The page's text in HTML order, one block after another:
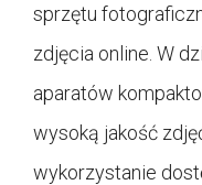
sprzętu
zdjęcia online. W
aparatów
wysoką jakość
wykorzystanie